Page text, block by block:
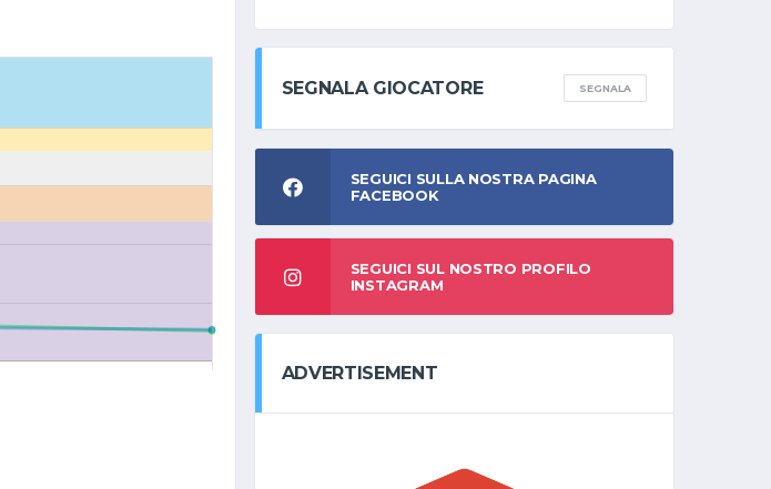
SEGNALA GIOCATORE SEGNALA
SEGUICI SULLA NOSTRA PAGINA
FACEBOOK
SEGUICI SUL NOSTRO PROFILO
INSTAGRAM
ADVERTISEMENT